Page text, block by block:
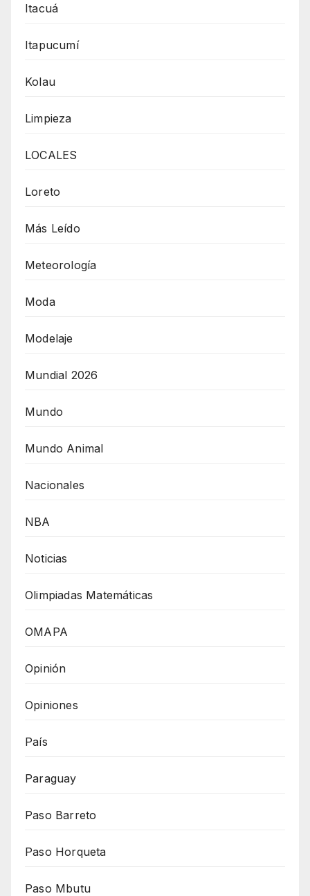
Itacuá
Itapucumí
Kolau
Limpieza
LOCALES
Loreto
Más Leído
Meteorología
Moda
Modelaje
Mundial 2026
Mundo
Mundo Animal
Nacionales
NBA
Noticias
Olimpiadas Matemáticas
OMAPA
Opinión
Opiniones
País
Paraguay
Paso Barreto
Paso Horqueta
Paso Mbutu